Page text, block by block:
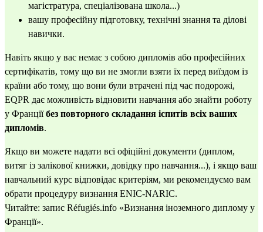
магістратура, спеціалізована школа...)
вашу професійну підготовку, технічні знання та ділові
навички.
Навіть якщо у вас немає з собою дипломів або професійних
сертифікатів, тому що ви не змогли взяти їх перед виїздом із
країни або тому, що вони були втрачені під час подорожі,
EQPR дає можливість відновити навчання або знайти роботу
у Франціїбез повторного складання іспитів всіх ваших
дипломів.
Якщо ви можете надати всі офіційні документи (диплом,
витяг із залікової книжки, довідку про навчання...), і якщо ваш
навчальний курс відповідає критеріям, ми рекомендуємо вам
обрати процедуру визнання ENIC-NARIC.
Читайте: запис Réfugiés.info «Визнання іноземного диплому у
Франції».